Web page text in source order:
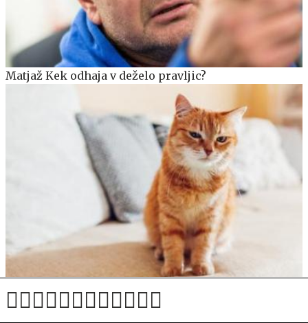
Matjaž Kek odhaja v deželo pravljic?